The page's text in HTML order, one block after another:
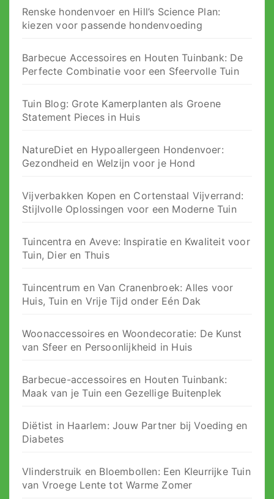
Renske hondenvoer en Hill’s Science Plan:
kiezen voor passende hondenvoeding
Barbecue Accessoires en Houten Tuinbank: De
Perfecte Combinatie voor een Sfeervolle Tuin
Tuin Blog: Grote Kamerplanten als Groene
Statement Pieces in Huis
NatureDiet en Hypoallergeen Hondenvoer:
Gezondheid en Welzijn voor je Hond
Vijverbakken Kopen en Cortenstaal Vijverrand:
Stijlvolle Oplossingen voor een Moderne Tuin
Tuincentra en Aveve: Inspiratie en Kwaliteit voor
Tuin, Dier en Thuis
Tuincentrum en Van Cranenbroek: Alles voor
Huis, Tuin en Vrije Tijd onder Eén Dak
Woonaccessoires en Woondecoratie: De Kunst
van Sfeer en Persoonlijkheid in Huis
Barbecue-accessoires en Houten Tuinbank:
Maak van je Tuin een Gezellige Buitenplek
Diëtist in Haarlem: Jouw Partner bij Voeding en
Diabetes
Vlinderstruik en Bloembollen: Een Kleurrijke Tuin
van Vroege Lente tot Warme Zomer